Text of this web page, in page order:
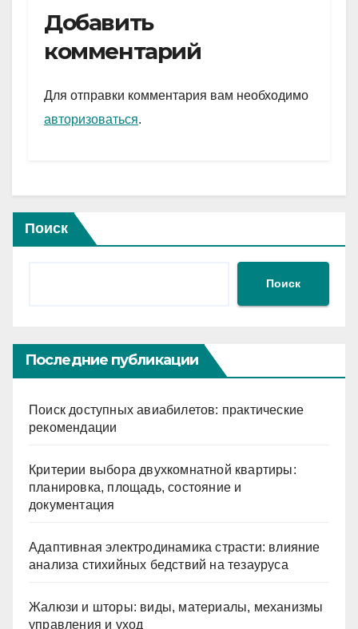
e
gr
a
m
er
s
A
p
и
Добавить
комментарий
Для отправки комментария вам необходимо
авторизоваться.
Поиск
Поиск
Последние публикации
Поиск доступных авиабилетов: практические
рекомендации
Критерии выбора двухкомнатной квартиры:
планировка, площадь, состояние и
документация
Адаптивная электродинамика страсти: влияние
анализа стихийных бедствий на тезауруса
Жалюзи и шторы: виды, материалы, механизмы
управления и уход